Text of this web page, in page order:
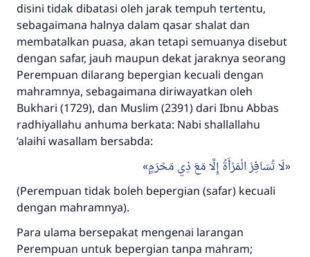
disini tidak dibatasi oleh jarak tempuh tertentu,
sebagaimana halnya dalam qasar shalat dan
membatalkan puasa, akan tetapi semuanya disebut
dengan safar, jauh maupun dekat jaraknya seorang
Perempuan dilarang bepergian kecuali dengan
mahramnya, sebagaimana diriwayatkan oleh
Bukhari (1729), dan Muslim (2391) dari Ibnu Abbas
radhiyallahu anhuma berkata: Nabi shallallahu
‘alaihi wasallam bersabda:
لَا تُسَافِرْ الْمَرْأَةُ إِلَّا مَعَ ذِي مَحْرَمٍ
(Perempuan tidak boleh bepergian (safar) kecuali
dengan mahramnya).
Para ulama bersepakat mengenai larangan
Perempuan untuk bepergian tanpa mahram;